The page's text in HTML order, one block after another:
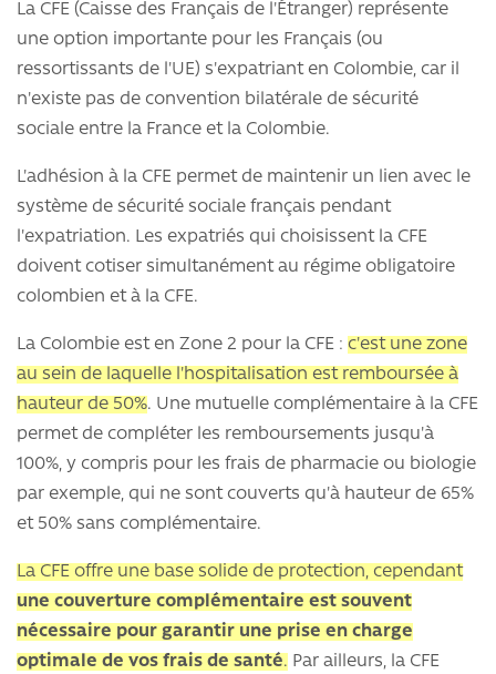
La CFE (Caisse des Français de l'Étranger) représente
une option importante pour les Français (ou
ressortissants de l'UE) s'expatriant en Colombie, car il
n'existe pas de convention bilatérale de sécurité
sociale entre la France et la Colombie.
L'adhésion à la CFE permet de maintenir un lien avec le
système de sécurité sociale français pendant
l'expatriation. Les expatriés qui choisissent la CFE
doivent cotiser simultanément au régime obligatoire
colombien et à la CFE.
La Colombie est en Zone 2 pour la CFE : c'est une zone
au sein de laquelle l'hospitalisation est remboursée à
hauteur de 50%. Une mutuelle complémentaire à la CFE
permet de compléter les remboursements jusqu'à
100%, y compris pour les frais de pharmacie ou biologie
par exemple, qui ne sont couverts qu'à hauteur de 65%
et 50% sans complémentaire.
La CFE offre une base solide de protection, cependant
une couverture complémentaire est souvent
nécessaire pour garantir une prise en charge
optimale de vos frais de santé. Par ailleurs, la CFE